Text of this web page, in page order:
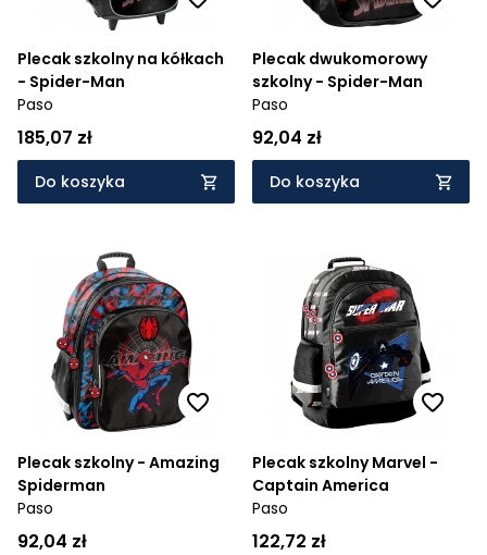
Plecak szkolny na kółkach
- Spider-Man
Paso
185,07 zł
Do koszyka
Plecak dwukomorowy
szkolny - Spider-Man
Paso
92,04 zł
Do koszyka
Plecak szkolny - Amazing
Spiderman
Paso
92,04 zł
Plecak szkolny Marvel -
Captain America
Paso
122,72 zł